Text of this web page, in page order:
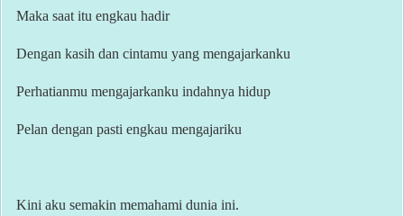
Maka saat itu engkau hadir
Dengan kasih dan cintamu yang mengajarkanku
Perhatianmu mengajarkanku indahnya hidup
Pelan dengan pasti engkau mengajariku
Kini aku semakin memahami dunia ini.